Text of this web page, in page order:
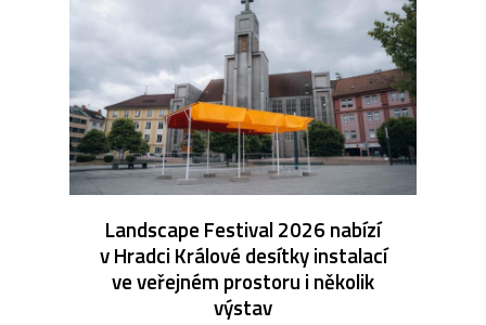
Landscape Festival 2026 nabízí
v Hradci Králové desítky instalací
ve veřejném prostoru i několik
výstav